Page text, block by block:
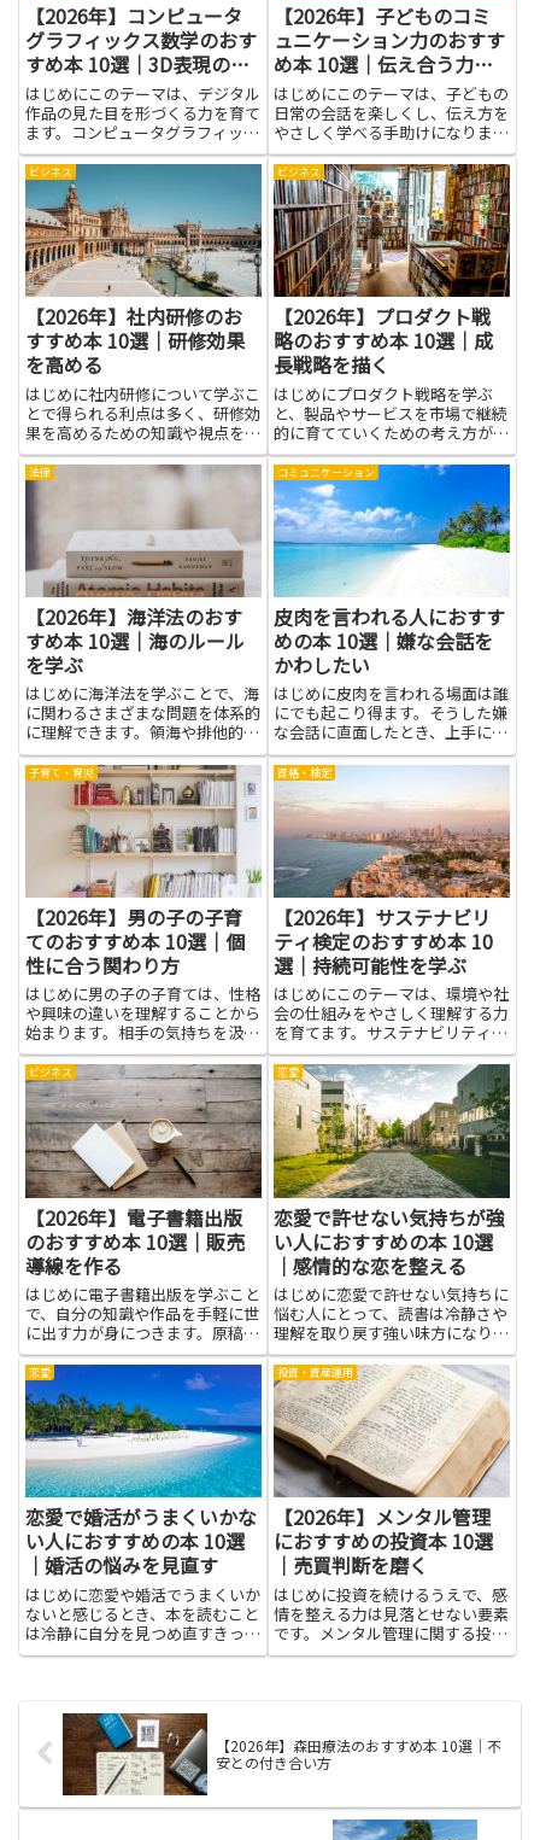
【2026年】コンピュータ
グラフィックス数学のおす
すめ本 10選｜3D表現の基
礎を学ぶ
はじめにこのテーマは、デジタル
作品の見た目を形づくる力を育て
ます。コンピュータグラフィック
ス数学と3D表現の基礎を学ぶこ
とは、三次元の形が光と影でどう
見えるかを理解する土台となり、
物体の動きや空間の感覚を正確に
つかむ助けになります。色や質
感...
【2026年】子どものコミ
ュニケーション力のおすす
め本 10選｜伝え合う力を
育てる
はじめにこのテーマは、子どもの
日常の会話を楽しくし、伝え方を
やさしく学べる手助けになりま
す。家の中での話題の広がりや、
友だち・先生とのやり取りがスム
ーズになると、信頼関係が深まり
ます。伝え合う力を育てる本は、
身の回りの場面を使って練習の機
会...
ビジネス
【2026年】社内研修のお
すすめ本 10選｜研修効果
を高める
はじめに社内研修について学ぶこ
とで得られる利点は多く、研修効
果を高めるための知識や視点を増
やすことができます。研修の目的
設定や参加者の動機づけ、学習定
着の仕組みづくり、評価方法の改
善といったテーマを本で学べば、
計画段階から実施後のフォロー
ビジネス
【2026年】プロダクト戦
略のおすすめ本 10選｜成
長戦略を描く
はじめにプロダクト戦略を学ぶ
と、製品やサービスを市場で継続
的に育てていくための考え方が身
につきます。本記事で紹介する本
は、顧客理解の深め方、価値仮説
の立て方、優先順位の決め方、実
行計画の描き方など、実務で役立
つ視点を整理する手助けになりま
す...
法律
【2026年】海洋法のおす
すめ本 10選｜海のルール
を学ぶ
はじめに海洋法を学ぶことで、海
に関わるさまざまな問題を体系的
に理解できます。領海や排他的経
済水域のルール、船舶の通行や漁
業権、海底資源の管理、海洋汚染
への対応など、実務と政策に直結
する知識が身につきます。海運や
漁業、環境保護、国際交渉の場
コミュニケーション
皮肉を言われる人におすす
めの本 10選｜嫌な会話を
かわしたい
はじめに皮肉を言われる場面は誰
にでも起こり得ます。そうした嫌
な会話に直面したとき、上手に対
処できれば感情的な消耗を減ら
し、人間関係を保つ助けになりま
す。本記事で紹介する本は、皮肉
の意図を見抜く力、冷静な受け答
えのコツ、自分の境界線を伝える
子育て・育児
【2026年】男の子の子育
てのおすすめ本 10選｜個
性に合う関わり方
はじめに男の子の子育ては、性格
や興味の違いを理解することから
始まります。相手の気持ちを汲み
取り、言葉を選ぶと、ケンカが減
り信頼関係が深まります。落ち着
いた声のかけ方や、感情を名前で
表す練習を続けると、子どもは自
分の気持ちを素直に伝えやすく
な...
資格・検定
【2026年】サステナビリ
ティ検定のおすすめ本 10
選｜持続可能性を学ぶ
はじめにこのテーマは、環境や社
会の仕組みをやさしく理解する力
を育てます。サステナビリティ検
定を学ぶことで、身の回りの選択
がどう社会に影響するかを考える
基本が身につき、持続可能性を学
ぶ姿勢が自然と日常の行動に結び
つきます。学校の授業や将来の
仕...
ビジネス
【2026年】電子書籍出版
のおすすめ本 10選｜販売
導線を作る
はじめに電子書籍出版を学ぶこと
で、自分の知識や作品を手軽に世
に出す力が身につきます。原稿の
作り方や配信サービスの使い方を
知れば、従来の出版に比べてコス
トをおさえつつ、短期間で作品を
公開できます。さらに販売導線を
作る技術を取り入れると、読者
を...
恋愛
恋愛で許せない気持ちが強
い人におすすめの本 10選
｜感情的な恋を整える
はじめに恋愛で許せない気持ちに
悩む人にとって、読書は冷静さや
理解を取り戻す強い味方になりま
す。感情的な恋を整えるための知
識や視点を得ることで、自分の感
情を客観的に見つめ直し、怒りや
悲しみの根っこを見つけやすくな
ります。本から学べば、相手の
言...
恋愛
恋愛で婚活がうまくいかな
い人におすすめの本 10選
｜婚活の悩みを見直す
はじめに恋愛や婚活でうまくいか
ないと感じるとき、本を読むこと
は冷静に自分を見つめ直すきっか
けになります。対人関係の基本や
多様な視点と具体的な方法を提供
してくれます。悩みの原因は人
そ...
投資・資産運用
【2026年】メンタル管理
におすすめの投資本 10選
｜売買判断を磨く
はじめに投資を続けるうえで、感
情を整える力は見落とせない要素
です。メンタル管理に関する投資
本は、単に理論を学ぶだけでな
え方...
【2026年】森田療法のおすすめ本 10選｜不
安との付き合い方